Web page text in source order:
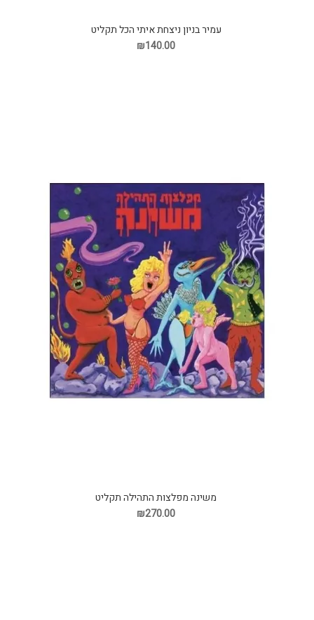
עמיר בניון ניצחת איתי הכל תקליט
₪140.00
משינה מפלצות התהילה תקליט
₪270.00